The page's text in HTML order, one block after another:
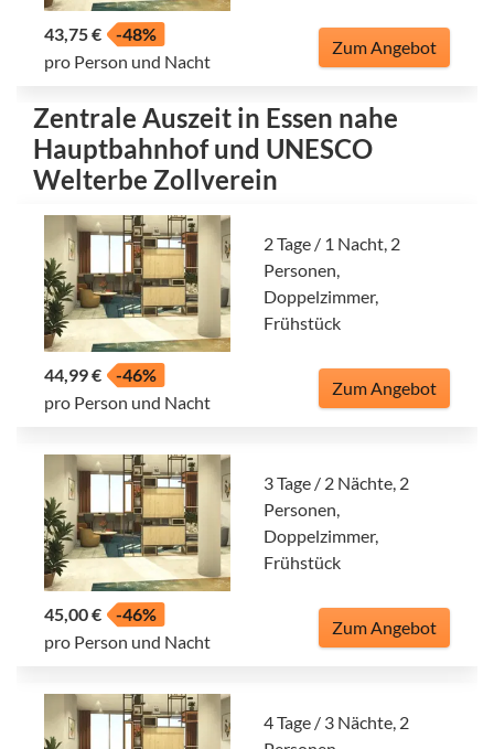
43,75 €
-48%
pro Person und Nacht
Zum Angebot
Zentrale Auszeit in Essen nahe
Hauptbahnhof und UNESCO
Welterbe Zollverein
2 Tage / 1 Nacht, 2
Personen,
Doppelzimmer,
Frühstück
44,99 €
-46%
pro Person und Nacht
Zum Angebot
3 Tage / 2 Nächte, 2
Personen,
Doppelzimmer,
Frühstück
45,00 €
-46%
pro Person und Nacht
Zum Angebot
4 Tage / 3 Nächte, 2